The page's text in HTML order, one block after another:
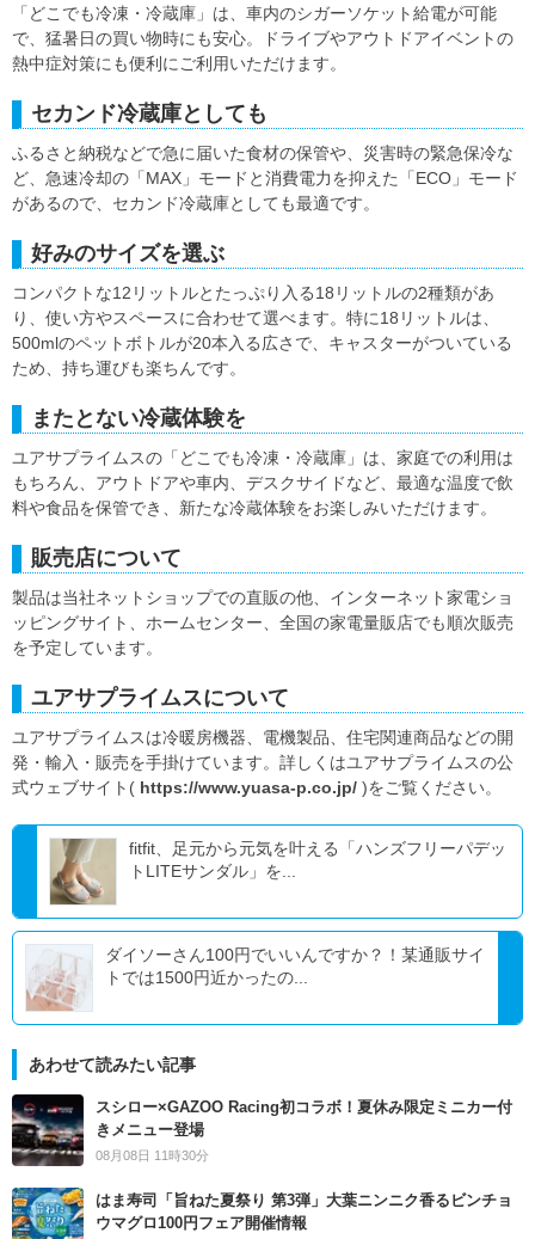
「どこでも冷凍・冷蔵庫」は、車内のシガーソケット給電が可能
で、猛暑日の買い物時にも安心。ドライブやアウトドアイベントの
熱中症対策にも便利にご利用いただけます。
セカンド冷蔵庫としても
ふるさと納税などで急に届いた食材の保管や、災害時の緊急保冷な
ど、急速冷却の「MAX」モードと消費電力を抑えた「ECO」モード
があるので、セカンド冷蔵庫としても最適です。
好みのサイズを選ぶ
コンパクトな12リットルとたっぷり入る18リットルの2種類があ
り、使い方やスペースに合わせて選べます。特に18リットルは、
500mlのペットボトルが20本入る広さで、キャスターがついている
ため、持ち運びも楽ちんです。
またとない冷蔵体験を
ユアサプライムスの「どこでも冷凍・冷蔵庫」は、家庭での利用は
もちろん、アウトドアや車内、デスクサイドなど、最適な温度で飲
料や食品を保管でき、新たな冷蔵体験をお楽しみいただけます。
販売店について
製品は当社ネットショップでの直販の他、インターネット家電ショ
ッピングサイト、ホームセンター、全国の家電量販店でも順次販売
を予定しています。
ユアサプライムスについて
ユアサプライムスは冷暖房機器、電機製品、住宅関連商品などの開
発・輸入・販売を手掛けています。詳しくはユアサプライムスの公
式ウェブサイト( https://www.yuasa-p.co.jp/ )をご覧ください。
fitfit、足元から元気を叶える「ハンズフリーパデッ
トLITEサンダル」を...
ダイソーさん100円でいいんですか？！某通販サイ
トでは1500円近かったの...
あわせて読みたい記事
スシロー×GAZOO Racing初コラボ！夏休み限定ミニカー付
きメニュー登場
08月08日 11時30分
はま寿司「旨ねた夏祭り 第3弾」大葉ニンニク香るビンチョ
ウマグロ100円フェア開催情報